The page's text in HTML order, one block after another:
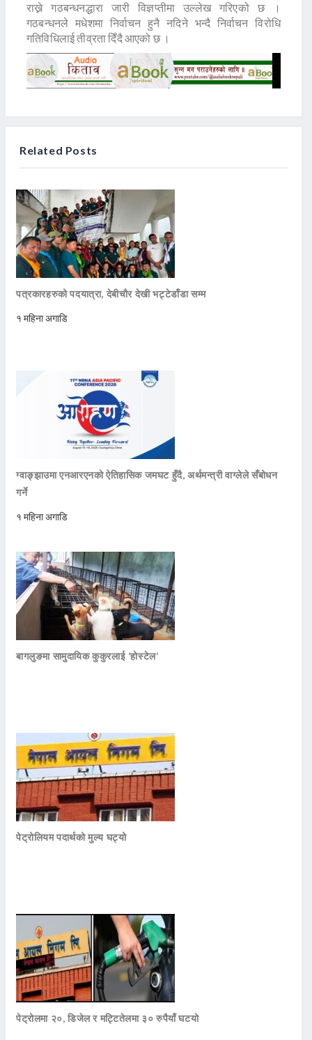
राख्ने गठबन्धनद्धारा जारी विज्ञप्तीमा उल्लेख गरिएको छ ।
गठबन्धनले मधेशमा निर्वाचन हुनै नदिने भन्दै निर्वाचन विरोधि
गतिविधिलाई तीव्रता दिँदै आएको छ ।
Related Posts
पत्रकारहरुको पदयात्रा, देबीचौर देखी भट्टेडाँडा सम्म
१ महिना अगाडि
ग्वाङ्झाउमा एनआरएनको ऐतिहासिक जमघट हुँदै, अर्थमन्त्री वाग्लेले सँबोधन
गर्ने
१ महिना अगाडि
बागलुङमा सामुदायिक कुकुरलाई ‘होस्टेल’
पेट्रोलियम पदार्थको मुल्य घट्यो
पेट्रोलमा २०, डिजेल र मट्टितेलमा ३० रुपैयाँ घटयो